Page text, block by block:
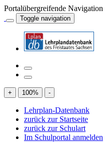
Portalübergreifende Navigation
Toggle navigation
+ 100% -
Lehrplan-Datenbank
zurück zur Startseite
zurück zur Schulart
Im Schulportal anmelden